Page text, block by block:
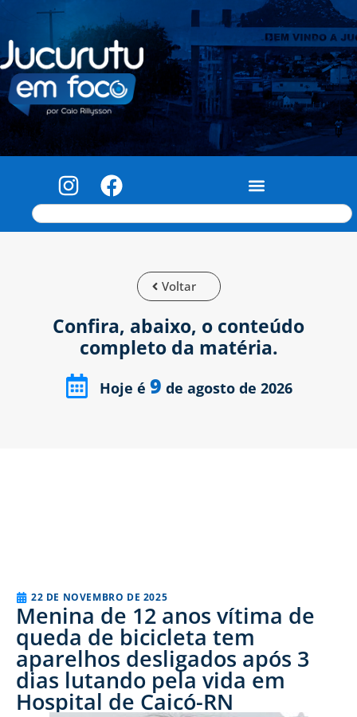
Voltar
Confira, abaixo, o conteúdo
completo da matéria.
Hoje é 9 de agosto de 2026
22 DE NOVEMBRO DE 2025
Menina de 12 anos vítima de
queda de bicicleta tem
aparelhos desligados após 3
dias lutando pela vida em
Hospital de Caicó-RN